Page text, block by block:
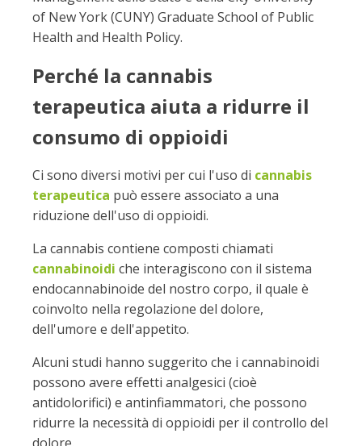
of New York (CUNY) Graduate School of Public
Health and Health Policy.
Perché la cannabis
terapeutica aiuta a ridurre il
consumo di oppioidi
Ci sono diversi motivi per cui l'uso di cannabis
terapeutica può essere associato a una
riduzione dell'uso di oppioidi.
La cannabis contiene composti chiamati
cannabinoidi che interagiscono con il sistema
endocannabinoide del nostro corpo, il quale è
coinvolto nella regolazione del dolore,
dell'umore e dell'appetito.
Alcuni studi hanno suggerito che i cannabinoidi
possono avere effetti analgesici (cioè
antidolorifici) e antinfiammatori, che possono
ridurre la necessità di oppioidi per il controllo del